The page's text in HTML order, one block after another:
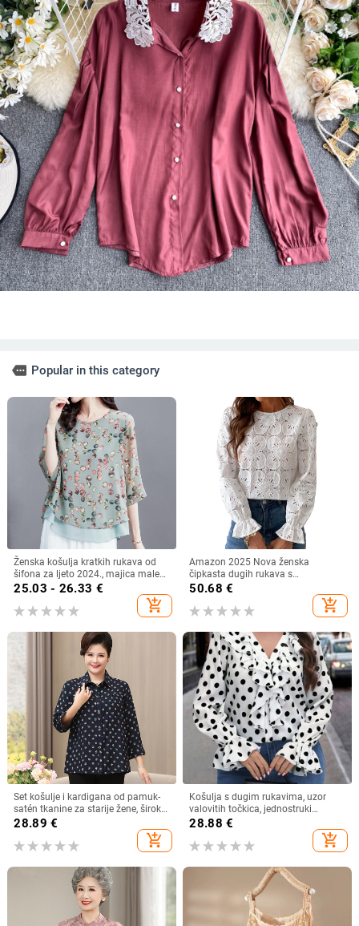
more Popular in this category
Ženska košulja kratkih rukava od
šifona za ljeto 2024., majica male
veličine, plus size
25.03 - 26.33 €
add_shopping_cart
Amazon 2025 Nova ženska
čipkasta dugih rukava s
podstavom, modna šuplja heklana
50.68 €
add_shopping_cart
Set košulje i kardigana od pamuk-
satén tkanine za starije žene, širok
kroj, plus veličina, ljeto–jesen
28.89 €
add_shopping_cart
Košulja s dugim rukavima, uzor
valovitih točkica, jednostruki
zatvarač, poliester 90–95%
28.88 €
add_shopping_cart